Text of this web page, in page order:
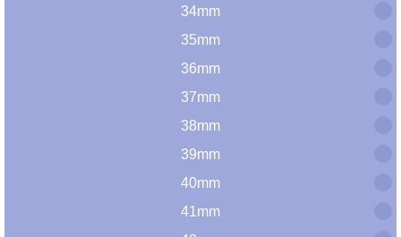
34mm
35mm
36mm
37mm
38mm
39mm
40mm
41mm